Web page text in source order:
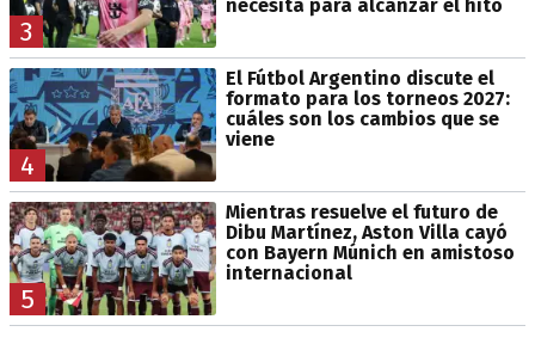
3
necesita para alcanzar el hito
4
El Fútbol Argentino discute el
formato para los torneos 2027:
cuáles son los cambios que se
viene
5
Mientras resuelve el futuro de
Dibu Martínez, Aston Villa cayó
con Bayern Múnich en amistoso
internacional